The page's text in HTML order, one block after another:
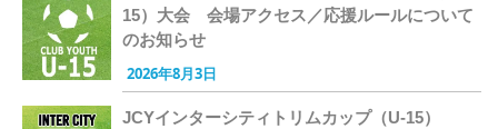
15）大会 会場アクセス／応援ルールについて
のお知らせ
2026年8月3日
JCYインターシティトリムカップ（U-15）